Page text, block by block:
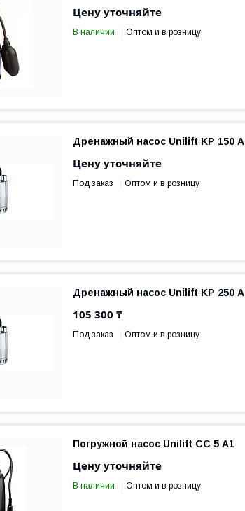
Цену уточняйте
В наличии Оптом и в розницу
Дренажный насос Unilift KP 150 А
Цену уточняйте
Под заказ Оптом и в розницу
Дренажный насос Unilift KP 250 А
105 300 ₸
Под заказ Оптом и в розницу
Погружной насос Unilift СС 5 А1
Цену уточняйте
В наличии Оптом и в розницу